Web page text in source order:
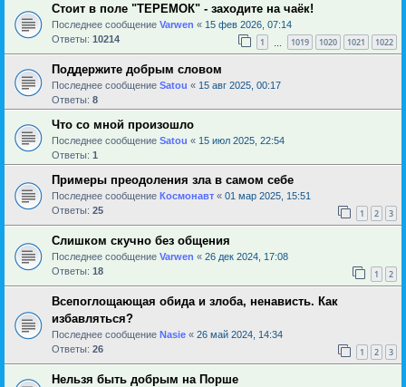
Стоит в поле "ТЕРЕМОК" - заходите на чаёк!
Последнее сообщение Varwen « 15 фев 2026, 07:14
Ответы: 10214 1 1019 1020 1021 1022
Поддержите добрым словом
Последнее сообщение Satou « 15 авг 2025, 00:17
Ответы: 8
Что со мной произошло
Последнее сообщение Satou « 15 июл 2025, 22:54
Ответы: 1
Примеры преодоления зла в самом себе
Последнее сообщение Космонавт « 01 мар 2025, 15:51
Ответы: 25 1 2 3
Слишком скучно без общения
Последнее сообщение Varwen « 26 дек 2024, 17:08
Ответы: 18 1 2
Всепоглощающая обида и злоба, ненависть. Как
избавляться?
Последнее сообщение Nasie « 26 май 2024, 14:34
Ответы: 26 1 2 3
Нельзя быть добрым на Порше